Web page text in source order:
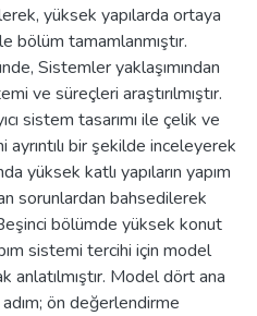
yüksek yapılarda ortaya
bölüm tamamlanmıştır.
Sistemler yaklaşımından
ve süreçleri araştırılmıştır.
sistem tasarımı ile çelik ve
bir şekilde inceleyerek
yüksek katlı yapıların yapım
sorunlardan bahsedilerek
bölümde yüksek konut
sistemi tercihi için model
anlatılmıştır. Model dört ana
ön değerlendirme